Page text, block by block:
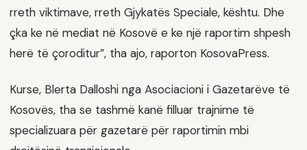
rreth viktimave, rreth Gjykatës Speciale, kështu. Dhe
çka ke në mediat në Kosovë e ke një raportim shpesh
herë të çoroditur”, tha ajo, raporton KosovaPress.
Kurse, Blerta Dalloshi nga Asociacioni i Gazetarëve të
Kosovës, tha se tashmë kanë filluar trajnime të
specializuara për gazetarë për raportimin mbi